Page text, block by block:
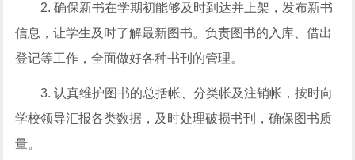
2. 确保新书在学期初能够及时到达并上架，发布新书
信息，让学生及时了解最新图书。负责图书的入库、借出
登记等工作，全面做好各种书刊的管理。
3. 认真维护图书的总括帐、分类帐及注销帐，按时向
学校领导汇报各类数据，及时处理破损书刊，确保图书质
量。